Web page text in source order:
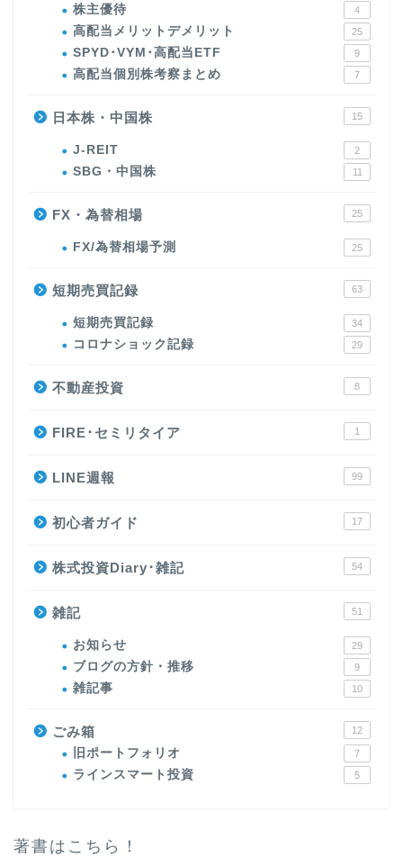
株主優待 4
高配当メリットデメリット 25
SPYD･VYM･高配当ETF 9
高配当個別株考察まとめ 7
日本株・中国株 15
J-REIT 2
SBG・中国株 11
FX・為替相場 25
FX/為替相場予測 25
短期売買記録 63
短期売買記録 34
コロナショック記録 29
不動産投資 8
FIRE･セミリタイア 1
LINE週報 99
初心者ガイド 17
株式投資Diary･雑記 54
雑記 51
お知らせ 29
ブログの方針・推移 9
雑記事 10
ごみ箱 12
旧ポートフォリオ 7
ラインスマート投資 5
著書はこちら！